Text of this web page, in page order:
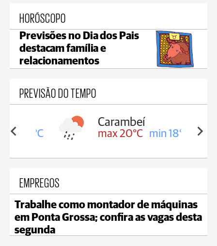
HORÓSCOPO
Previsões no Dia dos Pais
destacam família e
relacionamentos
PREVISÃO DO TEMPO
18°C
Carambeí
max 20°C min 18°C
EMPREGOS
Trabalhe como montador de máquinas
em Ponta Grossa; confira as vagas desta
segunda